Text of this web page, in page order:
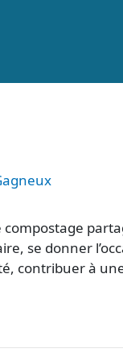
compostage
se donner
contribuer à